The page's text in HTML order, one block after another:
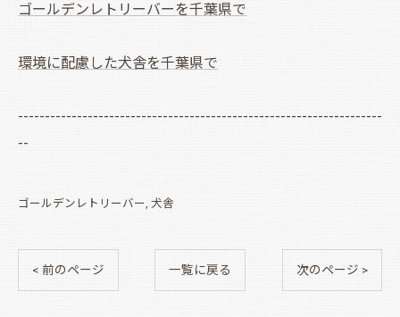
ゴールデンレトリーバーを千葉県で
環境に配慮した犬舎を千葉県で
--------------------------------------------------------------------
--
ゴールデンレトリーバー 犬舎
< 前のページ 一覧に戻る 次のページ >